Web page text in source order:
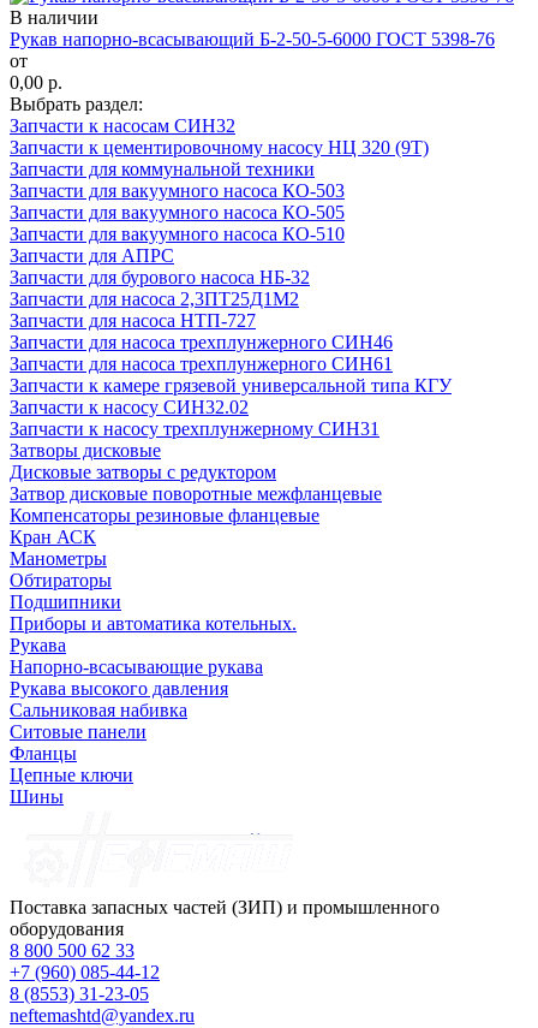
В наличии
Рукав напорно-всасывающий Б-2-50-5-6000 ГОСТ 5398-76
от
0,00 р.
Выбрать раздел:
Запчасти к насосам СИН32
Запчасти к цементировочному насосу НЦ 320 (9Т)
Запчасти для коммунальной техники
Запчасти для вакуумного насоса КО-503
Запчасти для вакуумного насоса КО-505
Запчасти для вакуумного насоса КО-510
Запчасти для АПРС
Запчасти для бурового насоса НБ-32
Запчасти для насоса 2,3ПТ25Д1М2
Запчасти для насоса НТП-727
Запчасти для насоса трехплунжерного СИН46
Запчасти для насоса трехплунжерного СИН61
Запчасти к камере грязевой универсальной типа КГУ
Запчасти к насосу СИН32.02
Запчасти к насосу трехплунжерному СИН31
Затворы дисковые
Дисковые затворы с редуктором
Затвор дисковые поворотные межфланцевые
Компенсаторы резиновые фланцевые
Кран АСК
Манометры
Обтираторы
Подшипники
Приборы и автоматика котельных.
Рукава
Напорно-всасывающие рукава
Рукава высокого давления
Сальниковая набивка
Ситовые панели
Фланцы
Цепные ключи
Шины
Поставка запасных частей (ЗИП) и промышленного
оборудования
8 800 500 62 33
+7 (960) 085-44-12
8 (8553) 31-23-05
neftemashtd@yandex.ru